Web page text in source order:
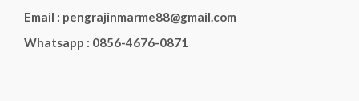
Email : pengrajinmarme88@gmail.com
Whatsapp : 0856-4676-0871